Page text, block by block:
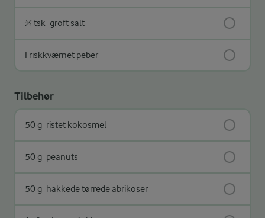
¾ tsk groft salt
Friskkværnet peber
Tilbehør
50 g ristet kokosmel
50 g peanuts
50 g hakkede tørrede abrikoser